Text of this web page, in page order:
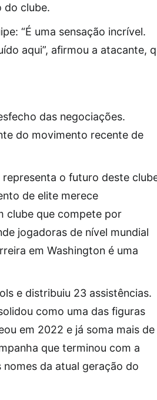
do clube.
“É uma sensação incrível.
aqui”, afirmou a atacante,
das negociações.
do movimento recente de
o futuro deste
de elite merece
clube que compete por
jogadoras de nível mundial
em Washington é uma
e distribuiu 23 assistências.
como uma das figuras
em 2022 e já soma mais de
que terminou com a
da atual geração do